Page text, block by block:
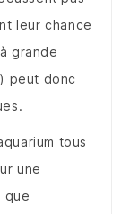
leur chance
grande
peut donc
tous
une
que